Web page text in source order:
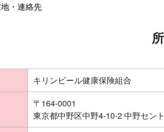
・連絡先
キリンビール健康保険組合
〒164-0001
東京都中野区中野4-10-2 中野セン